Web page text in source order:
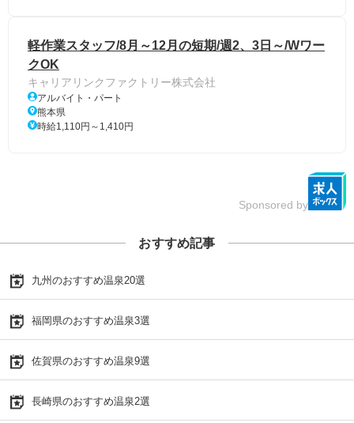
軽作業スタッフ/8月～12月の短期/週2、3日～/Wワー
クOK
キャリアリンクファクトリー株式会社
アルバイト・パート
熊本県
時給1,110円～1,410円
Sponsored by
おすすめ記事
九州のおすすめ温泉20選
福岡県のおすすめ温泉3選
佐賀県のおすすめ温泉9選
長崎県のおすすめ温泉2選